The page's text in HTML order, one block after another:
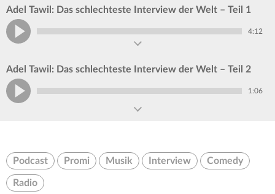
Adel Tawil: Das schlechteste Interview der Welt – Teil 1
4:12
Adel Tawil: Das schlechteste Interview der Welt – Teil 2
1:06
Podcast Promi Musik Interview Comedy
Radio